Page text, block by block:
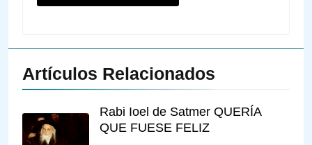
Artículos Relacionados
Rabi Ioel de Satmer QUERÍA
QUE FUESE FELIZ